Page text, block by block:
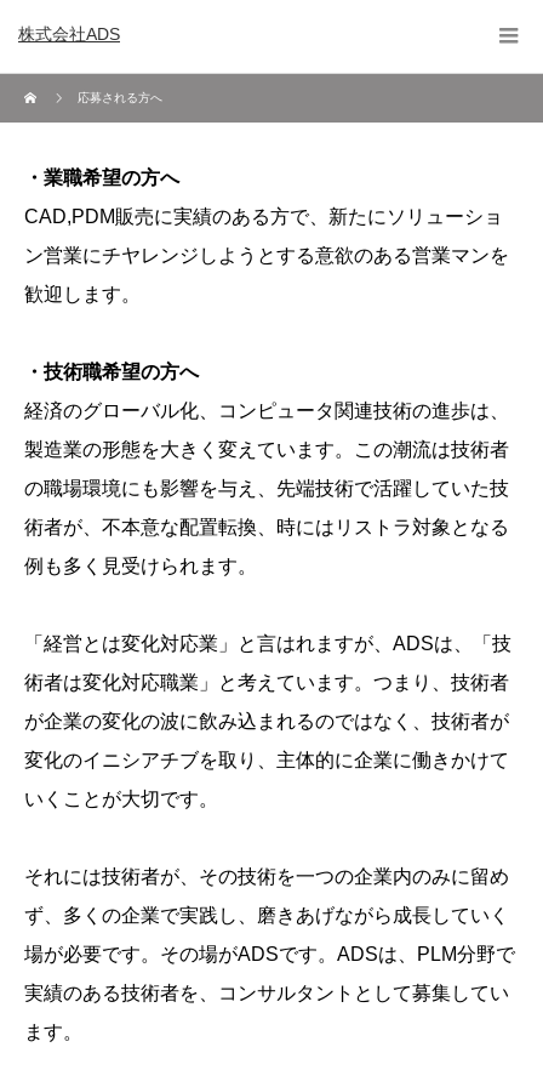
株式会社ADS
応募される方へ
・業職希望の方へ
CAD,PDM販売に実績のある方で、新たにソリューショ
ン営業にチヤレンジしようとする意欲のある営業マンを
歓迎します。
・技術職希望の方へ
経済のグローバル化、コンピュータ関連技術の進歩は、
製造業の形態を大きく変えています。この潮流は技術者
の職場環境にも影響を与え、先端技術で活躍していた技
術者が、不本意な配置転換、時にはリストラ対象となる
例も多く見受けられます。
「経営とは変化対応業」と言はれますが、ADSは、「技
術者は変化対応職業」と考えています。つまり、技術者
が企業の変化の波に飲み込まれるのではなく、技術者が
変化のイニシアチブを取り、主体的に企業に働きかけて
いくことが大切です。
それには技術者が、その技術を一つの企業内のみに留め
ず、多くの企業で実践し、磨きあげながら成長していく
場が必要です。その場がADSです。ADSは、PLM分野で
実績のある技術者を、コンサルタントとして募集してい
ます。